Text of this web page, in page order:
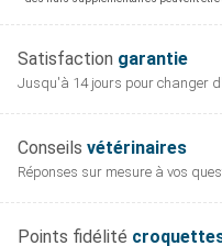
Satisfaction garantie
Jusqu'à 14 jours pour changer
Conseils vétérinaires
Réponses sur mesure à vos
Points fidélité